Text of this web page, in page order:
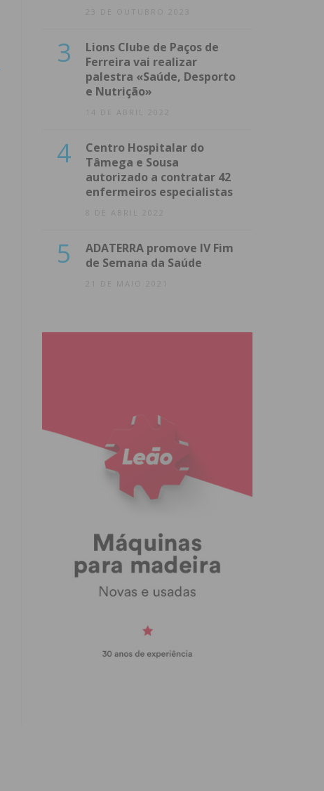
23 DE OUTUBRO 2023
3
Lions Clube de Paços de
Ferreira vai realizar
palestra «Saúde, Desporto
e Nutrição»
14 DE ABRIL 2022
4
Centro Hospitalar do
Tâmega e Sousa
autorizado a contratar 42
enfermeiros especialistas
8 DE ABRIL 2022
5
ADATERRA promove IV Fim
de Semana da Saúde
21 DE MAIO 2021